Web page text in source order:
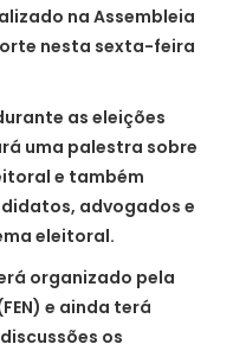
na Assembleia
nesta sexta-feira
as eleições
uma palestra sobre
e também
advogados e
eleitoral.
organizado pela
e ainda terá
os